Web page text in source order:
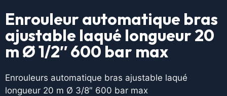
Enrouleur automatique bras
ajustable laqué longueur 20
m Ø 1/2″ 600 bar max
Enrouleurs automatique bras ajustable laqué
longueur 20 m Ø 3/8″ 600 bar max